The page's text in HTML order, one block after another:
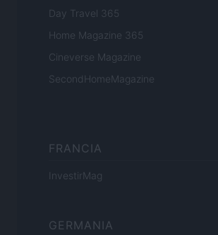
Day Travel 365
Home Magazine 365
Cineverse Magazine
SecondHomeMagazine
FRANCIA
InvestirMag
GERMANIA